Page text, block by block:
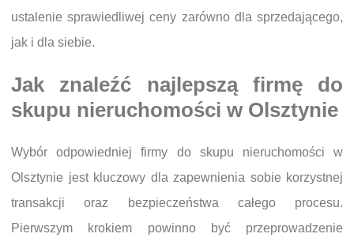
ustalenie sprawiedliwej ceny zarówno dla sprzedającego,
jak i dla siebie.
Jak znaleźć najlepszą firmę do
skupu nieruchomości w Olsztynie
Wybór odpowiedniej firmy do skupu nieruchomości w
Olsztynie jest kluczowy dla zapewnienia sobie korzystnej
transakcji oraz bezpieczeństwa całego procesu.
Pierwszym krokiem powinno być przeprowadzenie